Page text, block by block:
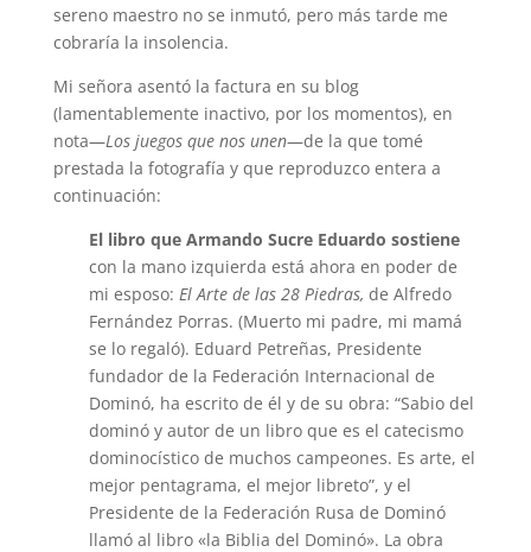
sereno maestro no se inmutó, pero más tarde me
cobraría la insolencia.
Mi señora asentó la factura en su blog
(lamentablemente inactivo, por los momentos), en
nota—Los juegos que nos unen—de la que tomé
prestada la fotografía y que reproduzco entera a
continuación:
El libro que Armando Sucre Eduardo sostiene
con la mano izquierda está ahora en poder de
mi esposo: El Arte de las 28 Piedras, de Alfredo
Fernández Porras. (Muerto mi padre, mi mamá
se lo regaló). Eduard Petreñas, Presidente
fundador de la Federación Internacional de
Dominó, ha escrito de él y de su obra: “Sabio del
dominó y autor de un libro que es el catecismo
dominocístico de muchos campeones. Es arte, el
mejor pentagrama, el mejor libreto”, y el
Presidente de la Federación Rusa de Dominó
llamó al libro «la Biblia del Dominó». La obra